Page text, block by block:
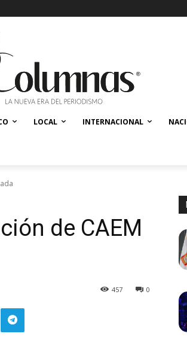
LOCAL INTERNACIONAL
de CAEM
0
457